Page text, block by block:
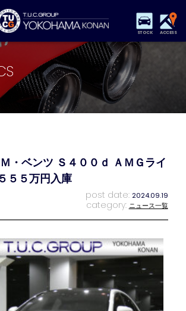
STOCK ACCESS
保証&サービス パーツリスト
店舗情報 アクセスマップ
特別作業 注文販売
スタッフblog
・ベンツ Ｓ４００ｄ ＡＭＧライ
５万円入庫
post date: 2024.09.19
category: ニュース一覧